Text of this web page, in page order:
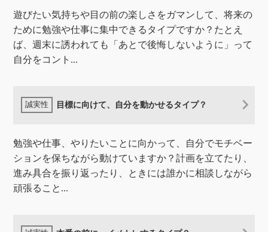
遊びたい気持ちや目の前の楽しさをガマンして、将来の
ために勉強や仕事に集中できるタイプですか？たとえ
ば、週末に誘われても「あとで後悔しないように」って
自分をコント...
目標に向けて、自分を動かせるタイプ？
勉強や仕事、やりたいことに向かって、自分でモチベー
ションを保ちながら動けていますか？計画を立てたり、
進み具合を振り返ったり、ときには誰かに相談しながら
頑張ること...